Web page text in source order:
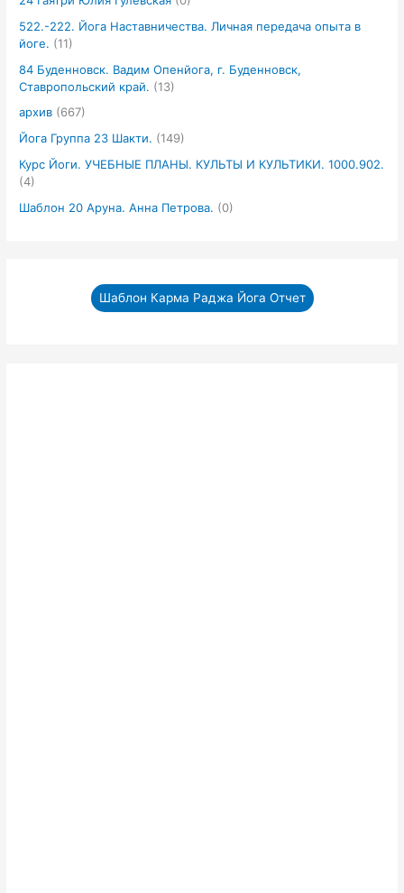
522.-222. Йога Наставничества. Личная передача опыта в
йоге. (11)
84 Буденновск. Вадим Опенйога, г. Буденновск,
Ставропольский край. (13)
архив (667)
Йога Группа 23 Шакти. (149)
Курс Йоги. УЧЕБНЫЕ ПЛАНЫ. КУЛЬТЫ И КУЛЬТИКИ. 1000.902.
(4)
Шаблон 20 Аруна. Анна Петрова. (0)
Шаблон Карма Раджа Йога Отчет